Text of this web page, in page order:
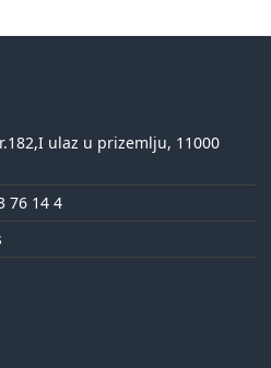
ulaz u prizemlju, 11000
76 14 4